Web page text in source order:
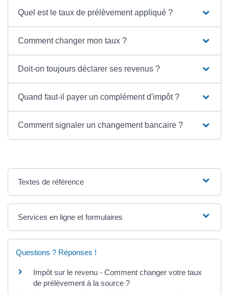
Quel est le taux de prélèvement appliqué ?
Comment changer mon taux ?
Doit-on toujours déclarer ses revenus ?
Quand faut-il payer un complément d'impôt ?
Comment signaler un changement bancaire ?
Textes de référence
Services en ligne et formulaires
Questions ? Réponses !
Impôt sur le revenu - Comment changer votre taux
de prélèvement à la source ?